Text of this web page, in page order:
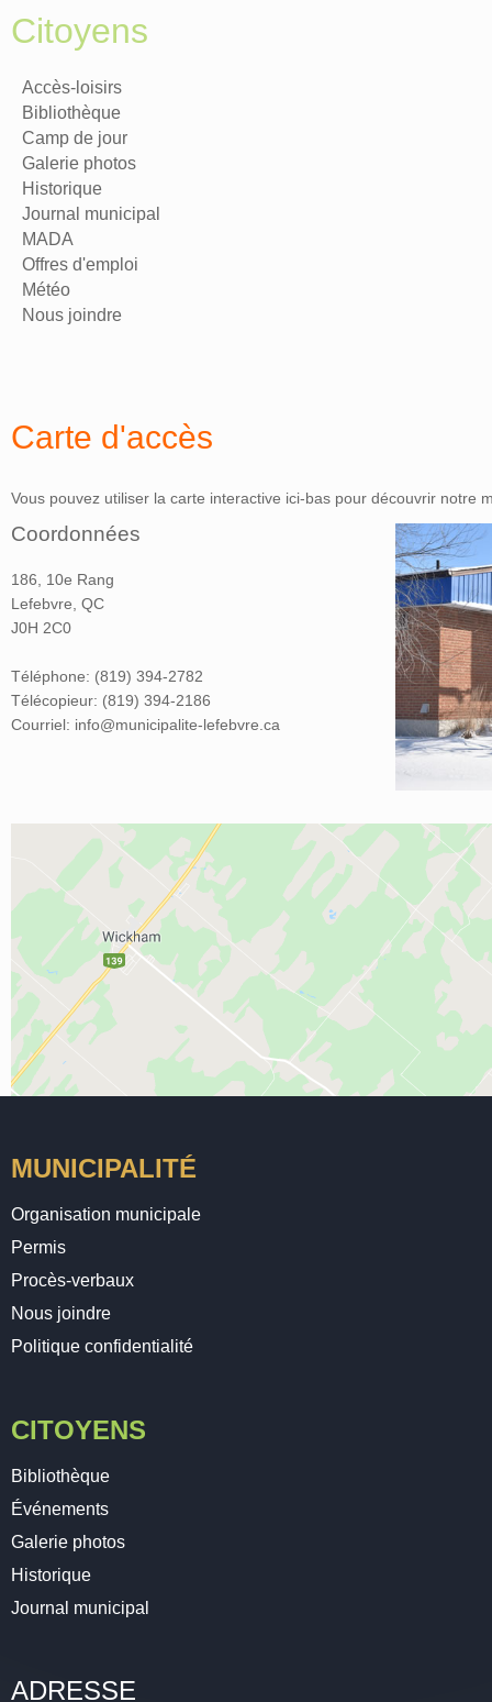
Citoyens
Accès-loisirs
Bibliothèque
Camp de jour
Galerie photos
Historique
Journal municipal
MADA
Offres d'emploi
Météo
Nous joindre
Carte d'accès
Vous pouvez utiliser la carte interactive ici-bas pour découvrir notre
Coordonnées
186, 10e Rang
Lefebvre, QC
J0H 2C0
Téléphone: (819) 394-2782
Télécopieur: (819) 394-2186
Courriel: info@municipalite-lefebvre.ca
MUNICIPALITÉ
Organisation municipale
Permis
Procès-verbaux
Nous joindre
Politique confidentialité
CITOYENS
Bibliothèque
Événements
Galerie photos
Historique
Journal municipal
ADRESSE